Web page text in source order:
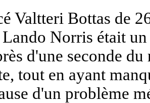
Valtteri Bottas de
Norris était
d'une seconde
tout en ayant
d'un problème